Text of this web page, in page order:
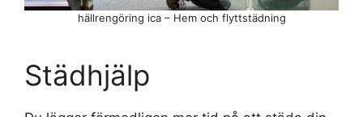
Städhjälp
hällrengöring ica – Hem och flyttstädning